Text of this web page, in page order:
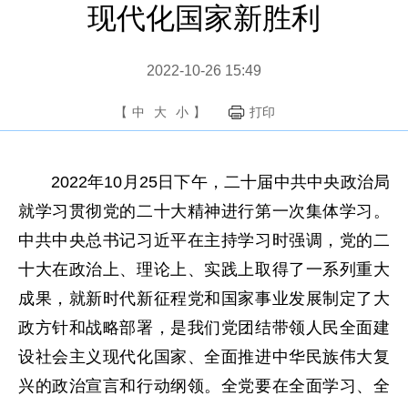
现代化国家新胜利
2022-10-26 15:49
【 中 大 小 】 打印
2022年10月25日下午，二十届中共中央政治局
就学习贯彻党的二十大精神进行第一次集体学习。
中共中央总书记习近平在主持学习时强调，党的二
十大在政治上、理论上、实践上取得了一系列重大
成果，就新时代新征程党和国家事业发展制定了大
政方针和战略部署，是我们党团结带领人民全面建
设社会主义现代化国家、全面推进中华民族伟大复
兴的政治宣言和行动纲领。全党要在全面学习、全